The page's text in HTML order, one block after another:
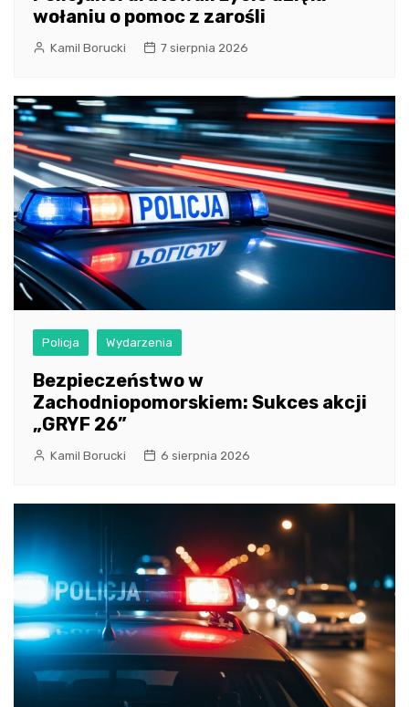
wołaniu o pomoc z zarośli
Kamil Borucki 7 sierpnia 2026
Policja Wydarzenia
Bezpieczeństwo w
Zachodniopomorskiem: Sukces akcji
„GRYF 26”
Kamil Borucki 6 sierpnia 2026